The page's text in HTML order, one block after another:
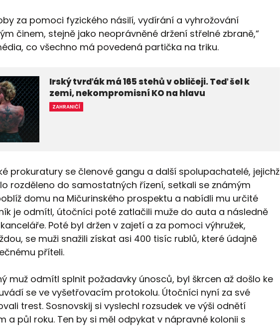
za pomoci fyzického násilí, vydírání a vyhrožování
činem, stejně jako neoprávněné držení střelné zbraně,“
co všechno má povedená partička na triku.
Irský tvrďák má 165 stehů v obličeji. Teď šel k
zemi, nekompromisní KO na hlavu
ZAHRANIČÍ
prokuratury se členové gangu a další spolupachatelé, jejichž
rozděleno do samostatných řízení, setkali se známým
domu na Mičurinského prospektu a nabídli mu určité
je odmítl, útočníci poté zatlačili muže do auta a následně
Poté byl držen v zajetí a za pomoci výhružek,
se muži snažili získat asi 400 tisíc rublů, které údajně
příteli.
muž odmítl splnit požadavky únosců, byl škrcen až došlo ke
se ve vyšetřovacím protokolu. Útočníci nyní za své
trest. Sosnovskij si vyslechl rozsudek ve výši odnětí
a půl roku. Ten by si měl odpykat v nápravné kolonii s